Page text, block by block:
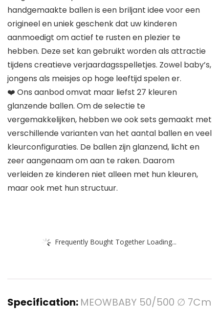
handgemaakte ballen is een briljant idee voor een
origineel en uniek geschenk dat uw kinderen
aanmoedigt om actief te rusten en plezier te
hebben. Deze set kan gebruikt worden als attractie
tijdens creatieve verjaardagsspelletjes. Zowel baby’s,
jongens als meisjes op hoge leeftijd spelen er.
❤️ Ons aanbod omvat maar liefst 27 kleuren
glanzende ballen. Om de selectie te
vergemakkelijken, hebben we ook sets gemaakt met
verschillende varianten van het aantal ballen en veel
kleurconfiguraties. De ballen zijn glanzend, licht en
zeer aangenaam om aan te raken. Daarom
verleiden ze kinderen niet alleen met hun kleuren,
maar ook met hun structuur.
Frequently Bought Together Loading...
Specification: MEOWBABY 50/500 ∅ 7Cm